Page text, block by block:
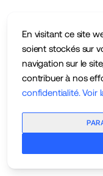
En visitant ce site
soient stockés sur
navigation sur le
contribuer à nos
confidentialité. Voir